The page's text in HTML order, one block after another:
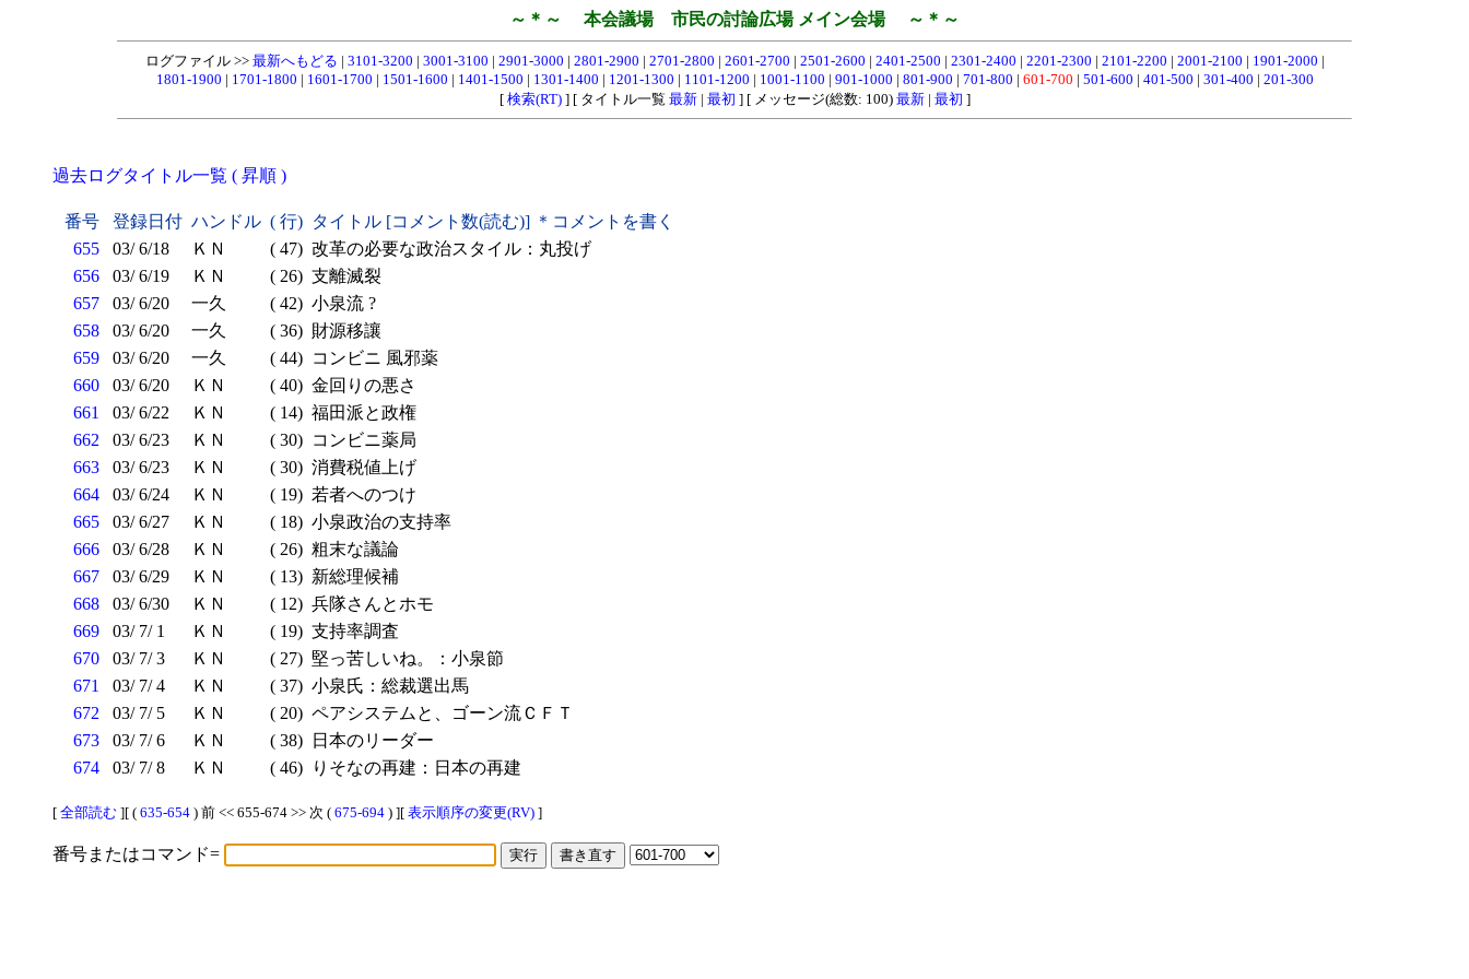
～＊～ 本会議場 市民の討論広場 メイン会場 ～＊～
ログファイル >> 最新へもどる | 3101-3200 | 3001-3100 | 2901-3000 | 2801-2900 | 2701-2800 | 2601-2700 | 2501-2600 | 2401-2500 | 2301-2400 | 2201-2300 | 2101-2200 | 2001-2100 | 1901-2000 |
1801-1900 | 1701-1800 | 1601-1700 | 1501-1600 | 1401-1500 | 1301-1400 | 1201-1300 | 1101-1200 | 1001-1100 | 901-1000 | 801-900 | 701-800 | 601-700 | 501-600 | 401-500 | 301-400 | 201-300
[ 検索(RT)] [ タイトル一覧 最新| 最初 ] [ メッセージ(総数: 100) 最新| 最初 ]
過去ログタイトル一覧 ( 昇順 )
番号 登録日付 ハンドル ( 行) タイトル [コメント数(読む)] ＊コメントを書く
655
03/ 6/18 ＫＮ ( 47) 改革の必要な政治スタイル：丸投げ
656
03/ 6/19 ＫＮ ( 26) 支離滅裂
657
03/ 6/20 一久 ( 42) 小泉流 ?
658
03/ 6/20 一久 ( 36) 財源移讓
659
03/ 6/20 一久 ( 44) コンビニ 風邪薬
660
03/ 6/20 ＫＮ ( 40) 金回りの悪さ
661
03/ 6/22 ＫＮ ( 14) 福田派と政権
662
03/ 6/23 ＫＮ ( 30) コンビニ薬局
663
03/ 6/23 ＫＮ ( 30) 消費税値上げ
664
03/ 6/24 ＫＮ ( 19) 若者へのつけ
665
03/ 6/27 ＫＮ ( 18) 小泉政治の支持率
666
03/ 6/28 ＫＮ ( 26) 粗末な議論
667
03/ 6/29 ＫＮ ( 13) 新総理候補
668
03/ 6/30 ＫＮ ( 12) 兵隊さんとホモ
669
03/ 7/ 1 ＫＮ ( 19) 支持率調査
670
03/ 7/ 3 ＫＮ ( 27) 堅っ苦しいね。：小泉節
671
03/ 7/ 4 ＫＮ ( 37) 小泉氏：総裁選出馬
672
03/ 7/ 5 ＫＮ ( 20) ペアシステムと、ゴーン流ＣＦＴ
673
03/ 7/ 6 ＫＮ ( 38)
日本のリーダー
674
03/ 7/ 8 ＫＮ ( 46) りそなの再建：日本の再建
[ 全部読む ][ ( 635-654 ) 前 << 655-674 >> 次 ( 675-694 ) ][ 表示順序の変更(RV) ]
番号またはコマンド=